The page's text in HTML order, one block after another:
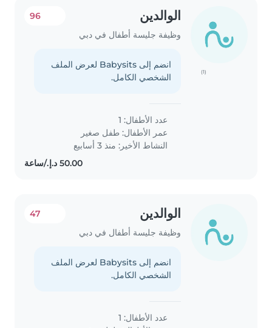
(1)
الوالدين
وظيفة جليسة أطفال في دبي
96
انضم إلى Babysits لعرض الملف
الشخصي الكامل.
عدد الأطفال: 1
عمر الأطفال: طفل صغير
النشاط الأخير: منذ 3 أسابيع
الوالدين
وظيفة جليسة أطفال في دبي
47
انضم إلى Babysits لعرض الملف
الشخصي الكامل.
عدد الأطفال: 1